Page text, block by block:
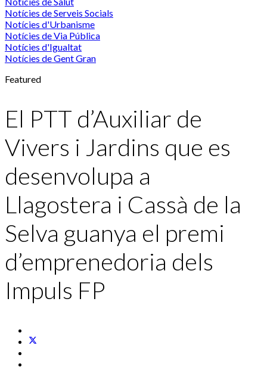
Notícies de Serveis Socials
Notícies d'Urbanisme
Notícies de Via Pública
Notícies d'Igualtat
Notícies de Gent Gran
Featured
El PTT d’Auxiliar de
Vivers i Jardins que es
desenvolupa a
Llagostera i Cassà de la
Selva guanya el premi
d’emprenedoria dels
Impuls FP